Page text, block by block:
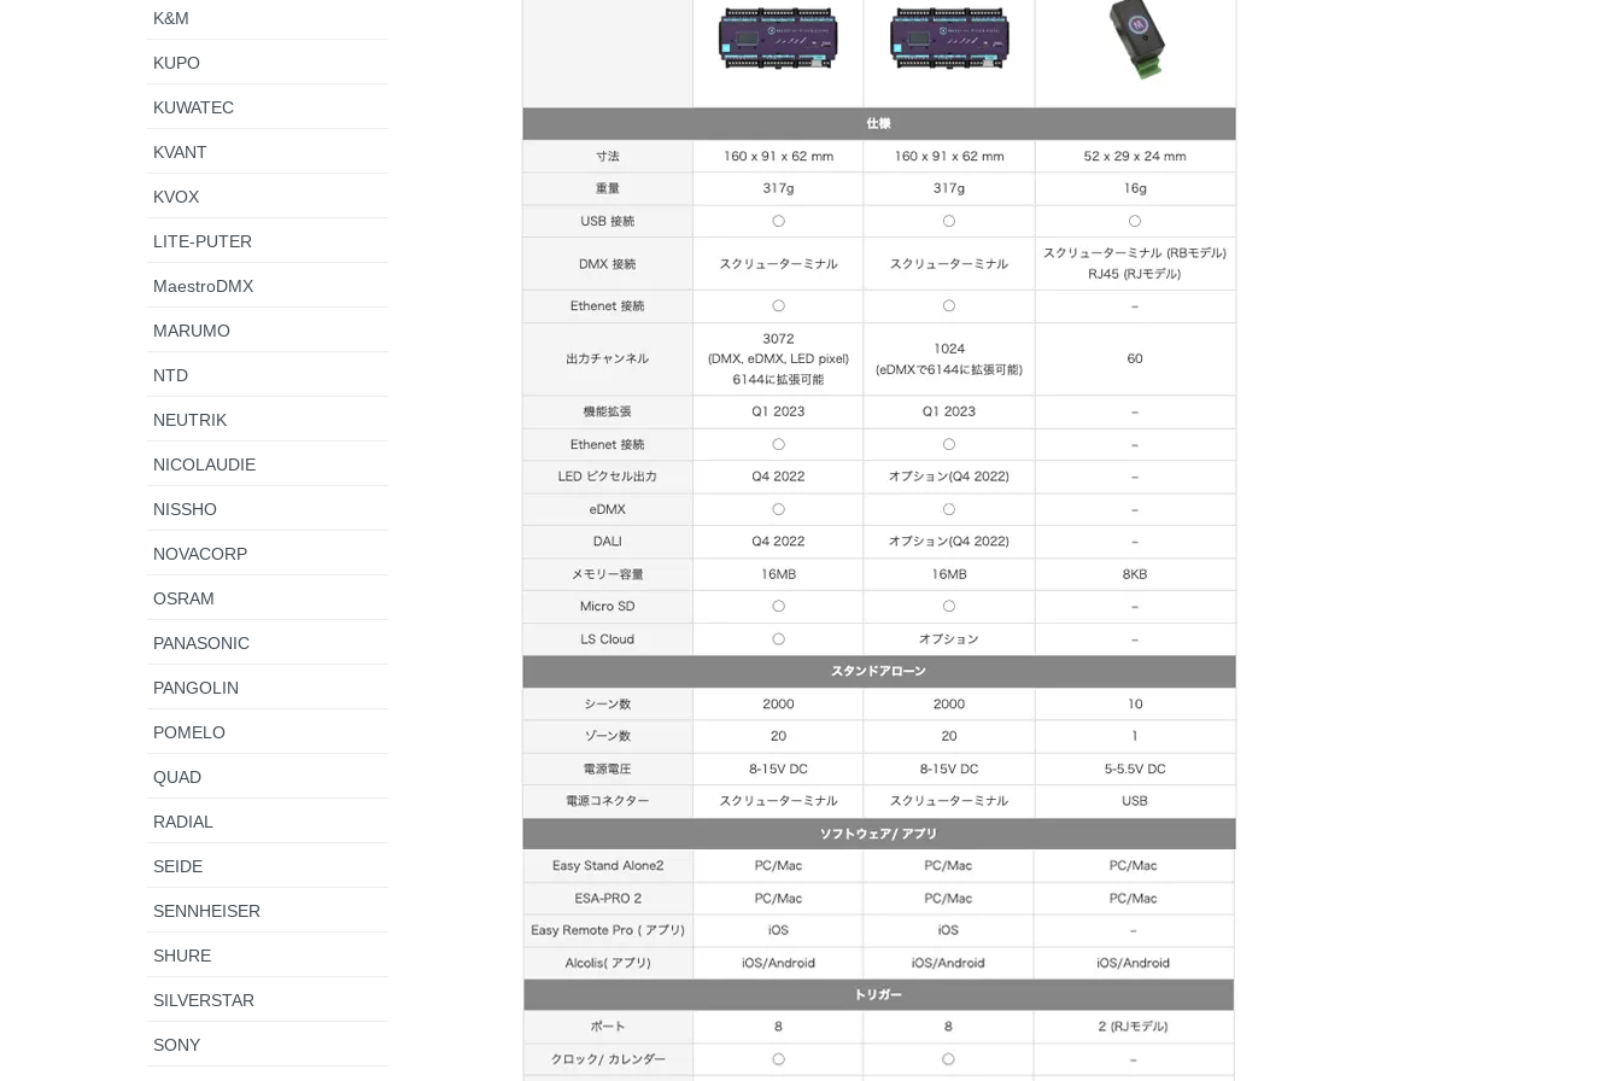
K&M
KUPO
KUWATEC
KVANT
KVOX
LITE-PUTER
MaestroDMX
MARUMO
NTD
NEUTRIK
NICOLAUDIE
NISSHO
NOVACORP
OSRAM
PANASONIC
PANGOLIN
POMELO
QUAD
RADIAL
SEIDE
SENNHEISER
SHURE
SILVERSTAR
SONY